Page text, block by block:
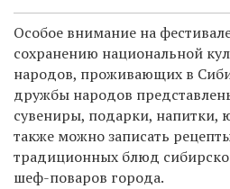
Особое внимание на
сохранению национальной
народов, проживающих в
дружбы народов
сувениры, подарки, напитки,
также можно записать
традиционных блюд
шеф-поваров города.